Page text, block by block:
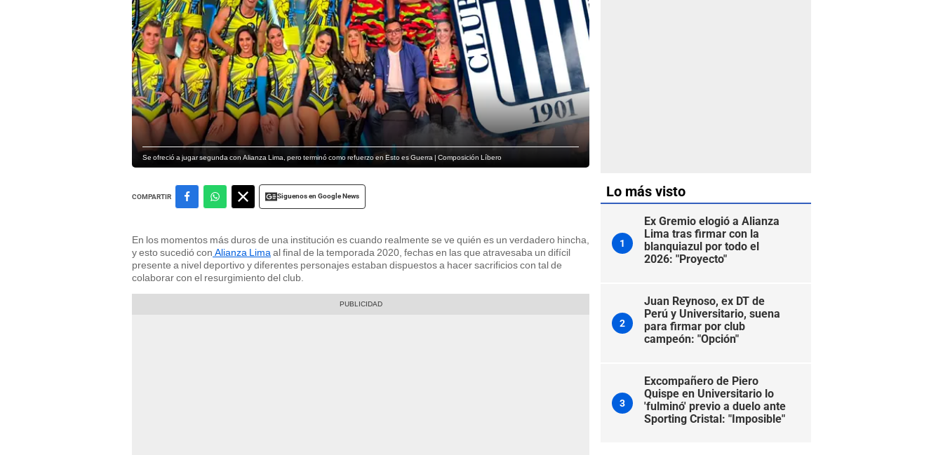
Se ofreció a jugar segunda con Alianza Lima, pero terminó como refuerzo en Esto es Guerra | Composición Líbero
COMPARTIR Siguenos en Google News
En los momentos más duros de una institución es cuando realmente se ve quién es un verdadero hincha,
y esto sucedió con Alianza Lima al final de la temporada 2020, fechas en las que atravesaba un difícil
presente a nivel deportivo y diferentes personajes estaban dispuestos a hacer sacrificios con tal de
colaborar con el resurgimiento del club.
Lo más visto
1
Ex Gremio elogió a Alianza
Lima tras firmar con la
blanquiazul por todo el
2026: "Proyecto"
2
Juan Reynoso, ex DT de
Perú y Universitario, suena
para firmar por club
campeón: "Opción"
3
Excompañero de Piero
Quispe en Universitario lo
'fulminó' previo a duelo ante
Sporting Cristal: "Imposible"